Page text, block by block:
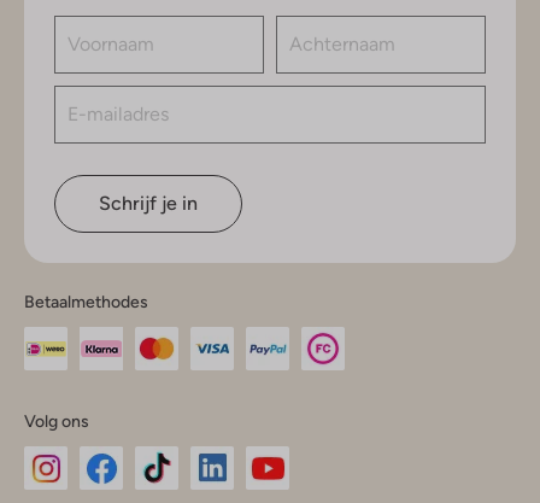
Schrijf je in
Betaalmethodes
Volg ons